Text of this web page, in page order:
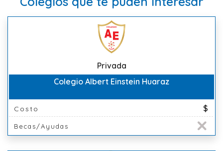
Privada
Colegio Albert Einstein Huaraz
Costo $
Becas/Ayudas